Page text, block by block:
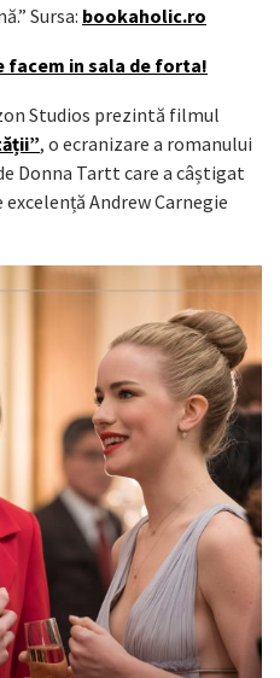
Sursa: bookaholic.ro
facem in sala de forta!
Studios prezintă filmul
, o ecranizare a romanului
Donna Tartt care a câștigat
Andrew Carnegie